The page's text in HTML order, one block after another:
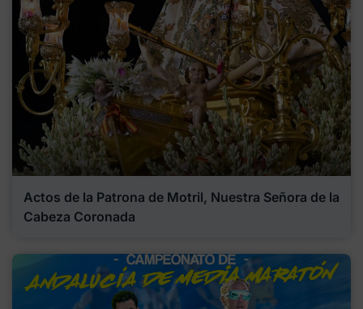
Actos de la Patrona de Motril, Nuestra Señora de la
Cabeza Coronada